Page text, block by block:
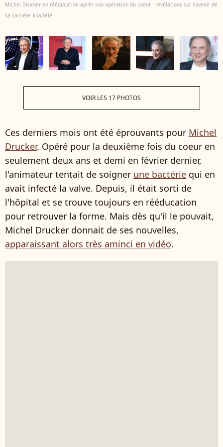
Michel Drucker en rééducation après son opération du coeur : révélations sur l'avenir de
sa carrière à la télé
VOIR LES 17 PHOTOS
Ces derniers mois ont été éprouvants pour Michel
Drucker. Opéré pour la deuxième fois du coeur en
seulement deux ans et demi en février dernier,
l'animateur tentait de soigner une bactérie qui en
avait infecté la valve. Depuis, il était sorti de
l'hôpital et se trouve toujours en rééducation
pour retrouver la forme. Mais dès qu'il le pouvait,
Michel Drucker donnait de ses nouvelles,
apparaissant alors très aminci en vidéo.